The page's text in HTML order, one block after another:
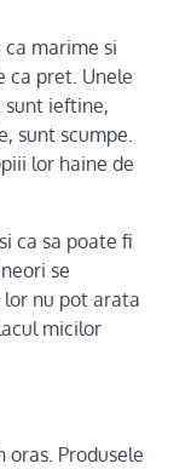
marime si
ca pret. Unele
sunt ieftine,
sunt scumpe.
lor haine de
ca sa poate fi
se
lor nu pot arata
micilor
Produsele